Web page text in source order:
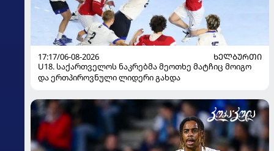
17:17/06-08-2026
ᲮᲔᲚᲑᲣᲠᲗᲘ
U18. საქართველოს ნაკრებმა მეოთხე მატჩიც მოიგო
და ერთპიროვნული ლიდერი გახდა